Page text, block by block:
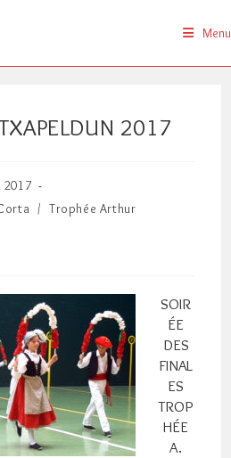
Menu
2017
2017
/ Trophée Arthur
SOIR
ÉE
DES
FINAL
ES
TROP
HÉE
A.